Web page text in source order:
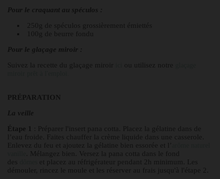
Pour le craquant au spéculos :
250g de spéculos grossièrement émiettés
100g de beurre fondu
Pour le glaçage miroir :
Suivez la recette du glaçage miroir
ou utilisez notre
PRÉPARATION
La veille
Étape 1
: Préparer l'insert pana cotta. Placez la gélatine dans de
l’eau froide. Faites chauffer la crème liquide dans une casserole.
Enlevez du feu et ajoutez la gélatine bien essorée et l’
. Mélangez bien. Versez la pana cotta dans le fond
des
et placez au réfrigérateur pendant 2h minimum. Les
démouler, rincez le moule et les réserver au frais jusqu'à l'étape 2.